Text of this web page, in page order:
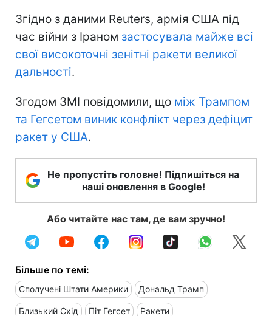
Згідно з даними Reuters, армія США під
час війни з Іраном застосувала майже всі
свої високоточні зенітні ракети великої
дальності.
Згодом ЗМІ повідомили, що між Трампом
та Гегсетом виник конфлікт через дефіцит
ракет у США.
Не пропустіть головне! Підпишіться на
наші оновлення в Google!
Або читайте нас там, де вам зручно!
Більше по темі:
Сполучені Штати Америки Дональд Трамп
Близький Схід Піт Гегсет Ракети